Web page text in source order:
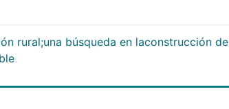
rural;una búsqueda en laconstrucción de